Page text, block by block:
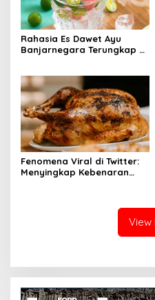
Rahasia Es Dawet Ayu
Banjarnegara Terungkap di
Fenomena Viral di Twitter:
Menyingkap Kebenaran
View